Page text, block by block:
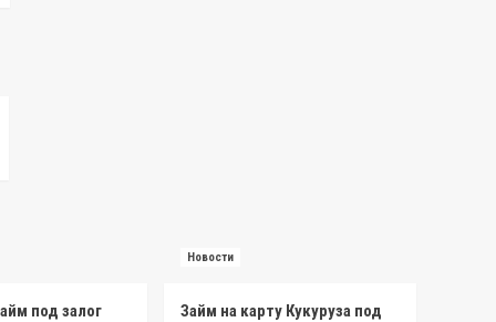
под залог
Новости
Займ на карту Кукуруза под